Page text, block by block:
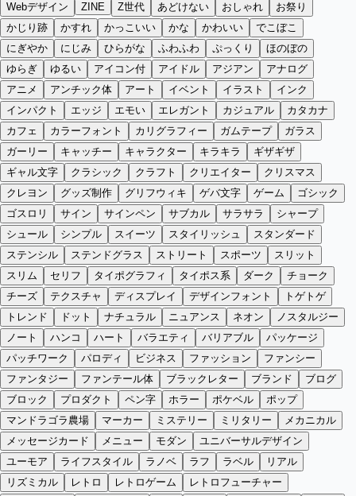
Webデザイン
ZINE Z世代 あどけない おしゃれ
お祭り
かじり跡
かすれ かっこいい かな かわいい
でこぼこ
にぎやか
にじみ ひらがな ふわふわ ぷっくり
ほのぼの
ゆらぎ
ゆるい アイコン付 アイドル アジアン
アナログ
アニメ
アンチック体 アート イベント イラスト
インク
インパクト
エッジ エモい エレガント カジュアル
カタカナ
カフェ
カラーフォント カリグラフィー ガムテープ
ガラス
ガーリー
キャッチー キャラクター キラキラ
ギザギザ
ギャル文字
クラシック クラフト クリエイター
クリスマス
クレヨン
グッズ制作 グリフウィキ ゲバ文字 ゲーム
ゴシック
ゴスロリ
サイン サインペン サブカル サラサラ
シャープ
シュール
シンプル スイーツ スタイリッシュ
スタンダード
ステンシル
ステンドグラス ストリート スポーツ
スリット
スリム
セリフ タイポグラフィ タイポス系 ダーク
チョーク
チーズ
テクスチャ ディスプレイ デザインフォント
トゲトゲ
トレンド
ドット ナチュラル ニュアンス ネオン
ノスタルジー
ノート
ハンコ ハート バラエティ バリアブル
パッケージ
パッチワーク
パロディ ビジネス ファッション
ファンシー
ファンタジー
ファンテール体 ブラックレター ブランド
ブログ
ブロック
プロダクト ペン字 ホラー ポケベル
ポップ
マンドラゴラ農場
マーカー ミステリー ミリタリー
メカニカル
メッセージカード
メニュー モダン
ユニバーサルデザイン
ユーモア
ライフスタイル ラノベ ラフ ラベル
リアル
リズミカル
レトロ レトロゲーム
レトロフューチャー